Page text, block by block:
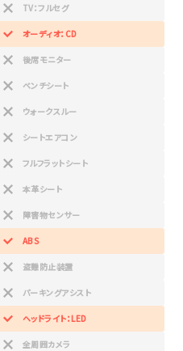
TV：フルセグ
オーディオ：CD
後席モニター
ベンチシート
ウォークスルー
シートエアコン
フルフラットシート
本革シート
障害物センサー
ABS
盗難防止装置
パーキングアシスト
ヘッドライト：LED
全周囲カメラ